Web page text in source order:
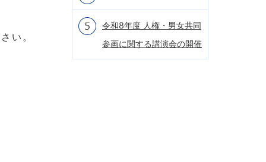
い。
令和8年度 人権・男女共同
参画に関する講演会の開催